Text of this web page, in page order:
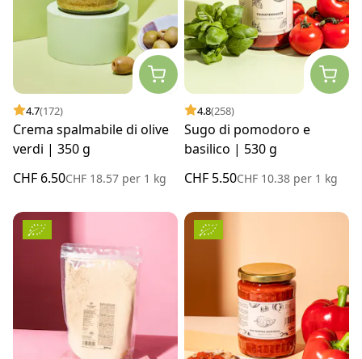
4.7(172)
Crema spalmabile di olive
verdi | 350 g
CHF 6.50CHF 18.57 per 1 kg
4.8(258)
Sugo di pomodoro e
basilico | 530 g
CHF 5.50CHF 10.38 per 1 kg